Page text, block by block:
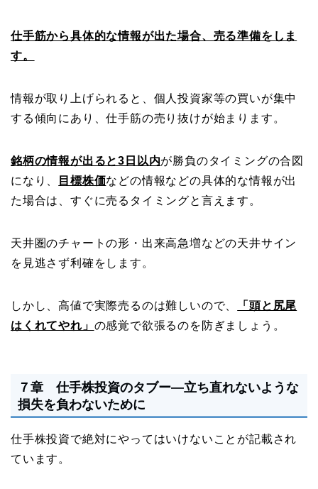
仕手筋から具体的な情報が出た場合、売る準備をしま
す。
情報が取り上げられると、個人投資家等の買いが集中
する傾向にあり、仕手筋の売り抜けが始まります。
銘柄の情報が出ると3日以内が勝負のタイミングの合図
になり、
目標株価などの情報などの具体的な情報が出
た場合は、すぐに売るタイミングと言えます。
天井圏のチャートの形・出来高急増などの天井サイン
を見逃さず利確をします。
しかし、高値で実際売るのは難しいので、
「頭と尻尾
はくれてやれ」 の感覚で欲張るのを防ぎましょう。
７章 仕手株投資のタブー―立ち直れないような
損失を負わないために
仕手株投資で絶対にやってはいけないことが記載され
ています。